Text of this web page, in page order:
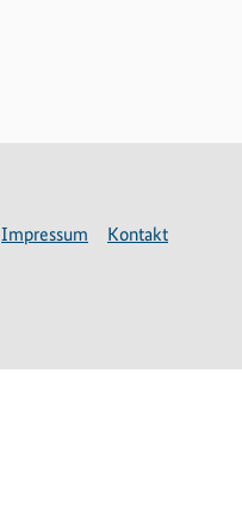
Impressum
Kontakt